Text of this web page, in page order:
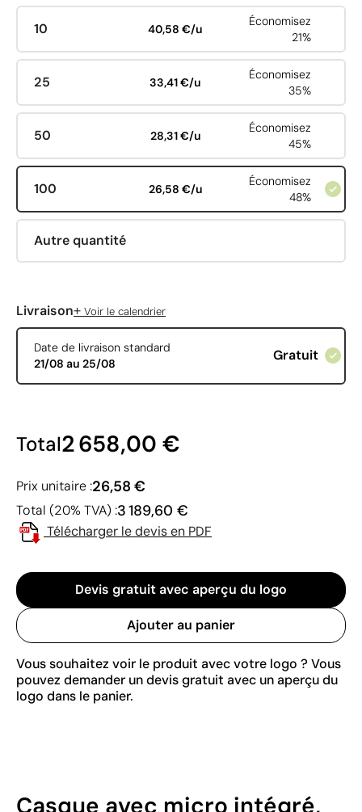
10 40,58 €/u
Économisez
21%
25 33,41 €/u
Économisez
35%
50 28,31 €/u
Économisez
45%
100 26,58 €/u
Économisez
48%
Autre quantité
Livraison+ Voir le calendrier
Date de livraison standard
21/08 au 25/08
Gratuit
Total2 658,00 €
Prix unitaire :26,58 €
Total (20% TVA) :3 189,60 €
Télécharger le devis en PDF
Devis gratuit avec aperçu du logo
Ajouter au panier
Vous souhaitez voir le produit avec votre logo ? Vous
pouvez demander un devis gratuit avec un aperçu du
logo dans le panier.
Casque avec micro intégré,